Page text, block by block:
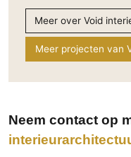
Meer over Void
Meer projecten van
Neem contact op